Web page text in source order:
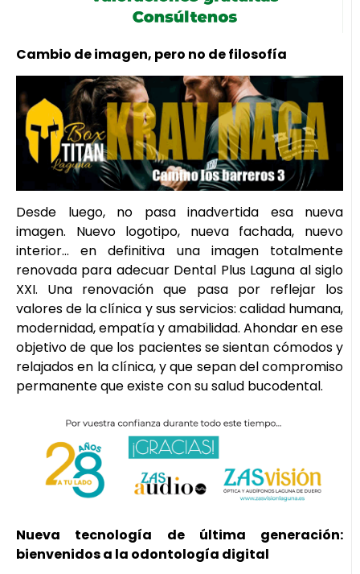
Cambio de imagen, pero no de filosofía
Desde luego, no pasa inadvertida esa nueva
imagen. Nuevo logotipo, nueva fachada, nuevo
interior… en definitiva una imagen totalmente
renovada para adecuar Dental Plus Laguna al siglo
XXI. Una renovación que pasa por reflejar los
valores de la clínica y sus servicios: calidad humana,
modernidad, empatía y amabilidad. Ahondar en ese
objetivo de que los pacientes se sientan cómodos y
relajados en la clínica, y que sepan del compromiso
permanente que existe con su salud bucodental.
Nueva tecnología de última generación:
bienvenidos a la odontología digital